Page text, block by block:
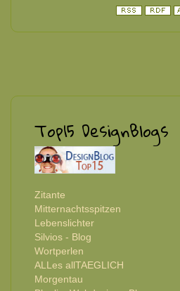
Top15 DesignBlogs
Zitante
Mitternachtsspitzen
Lebenslichter
Silvios - Blog
Wortperlen
ALLes allTAEGLICH
Morgentau